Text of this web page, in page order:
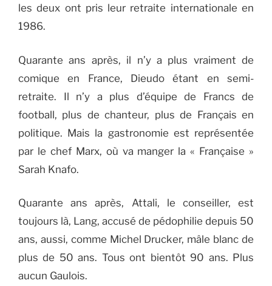
les deux ont pris leur retraite internationale en
1986.
Quarante ans après, il n’y a plus vraiment de
comique en France, Dieudo étant en semi-
retraite. Il n’y a plus d’équipe de Francs de
football, plus de chanteur, plus de Français en
politique. Mais la gastronomie est représentée
par le chef Marx, où va manger la « Française »
Sarah Knafo.
Quarante ans après, Attali, le conseiller, est
toujours là, Lang, accusé de pédophilie depuis 50
ans, aussi, comme Michel Drucker, mâle blanc de
plus de 50 ans. Tous ont bientôt 90 ans. Plus
aucun Gaulois.